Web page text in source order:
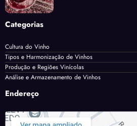
Categorias
Cultura do Vinho
Tipos e Harmonização de Vinhos
Produção e Regiões Vinícolas
Análise e Armazenamento de Vinhos
Endereço